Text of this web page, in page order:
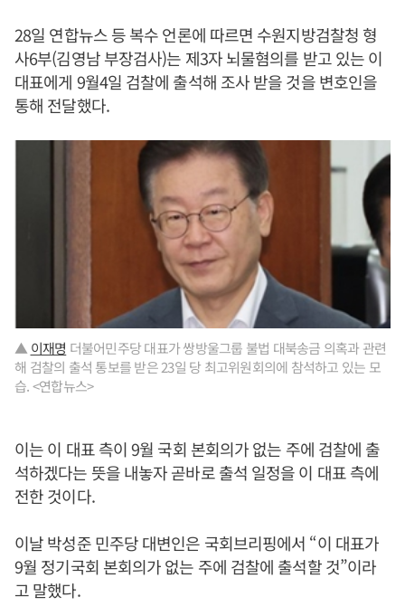
28일 연합뉴스 등 복수 언론에 따르면 수원지방검찰청 형
사6부(김영남 부장검사)는 제3자 뇌물혐의를 받고 있는 이
대표에게 9월4일 검찰에 출석해 조사 받을 것을 변호인을
통해 전달했다.
▲ 이재명 더불어민주당 대표가 쌍방울그룹 불법 대북송금 의혹과 관련
해 검찰의 출석 통보를 받은 23일 당 최고위원회의에 참석하고 있는 모
습. <연합뉴스>
이는 이 대표 측이 9월 국회 본회의가 없는 주에 검찰에 출
석하겠다는 뜻을 내놓자 곧바로 출석 일정을 이 대표 측에
전한 것이다.
이날 박성준 민주당 대변인은 국회브리핑에서 “이 대표가
9월 정기국회 본회의가 없는 주에 검찰에 출석할 것”이라
고 말했다.